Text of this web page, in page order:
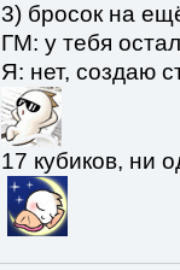
3) бросок на
ГМ: у тебя
Я: нет, создаю
17 кубиков, ни